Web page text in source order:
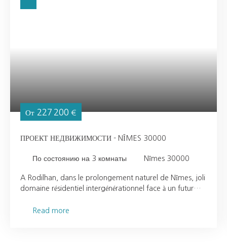
От 227 200€
ПРОЕКТ НЕДВИЖИМОСТИ - NÎMES 30000
По состоянию на 3 комнаты Nîmes 30000
A Rodilhan, dans le prolongement naturel de Nîmes, joli
domaine résidentiel intergénérationnel face à un futur
comprenant commerces, services et équipements dédiés
Read more